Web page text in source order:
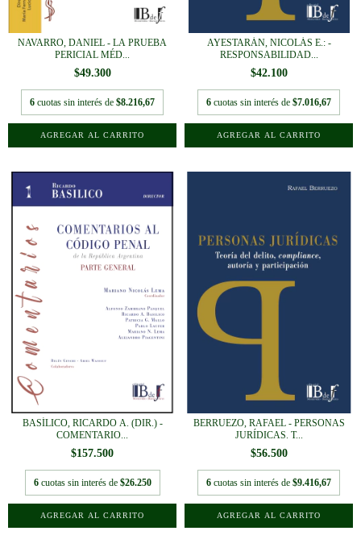
NAVARRO, DANIEL - LA PRUEBA
PERICIAL MÉD...
$49.300
6 cuotas sin interés de $8.216,67
AYESTARÁN, NICOLÁS E.: -
RESPONSABILIDAD...
$42.100
6 cuotas sin interés de $7.016,67
BASÍLICO, RICARDO A. (DIR.) -
COMENTARIO...
$157.500
6 cuotas sin interés de $26.250
BERRUEZO, RAFAEL - PERSONAS
JURÍDICAS. T...
$56.500
6 cuotas sin interés de $9.416,67